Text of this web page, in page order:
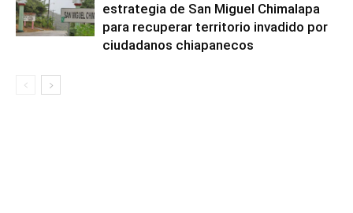
estrategia de San Miguel Chimalapa
para recuperar territorio invadido por
ciudadanos chiapanecos